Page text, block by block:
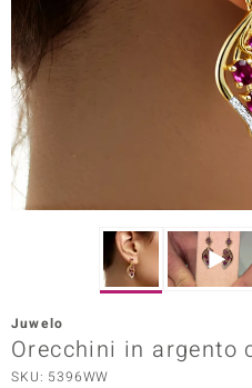
Designs
SELECTION
Paraíso
Juwelo
Orecchini in argento
SKU: 5396WW